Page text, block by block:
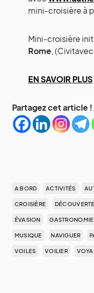
mini-croisière à
Mini-croisière
Rome,
EN SAVOIR PLUS
Partagez cet article !
A BORD ACTIVITÉS
CROISIÈRE
ÉVASION GASTRONOMIE
MUSIQUE NAVIGUER
VOILES VOILIER